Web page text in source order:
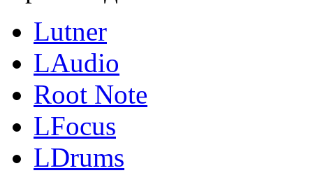
Lutner
LAudio
Root Note
LFocus
LDrums